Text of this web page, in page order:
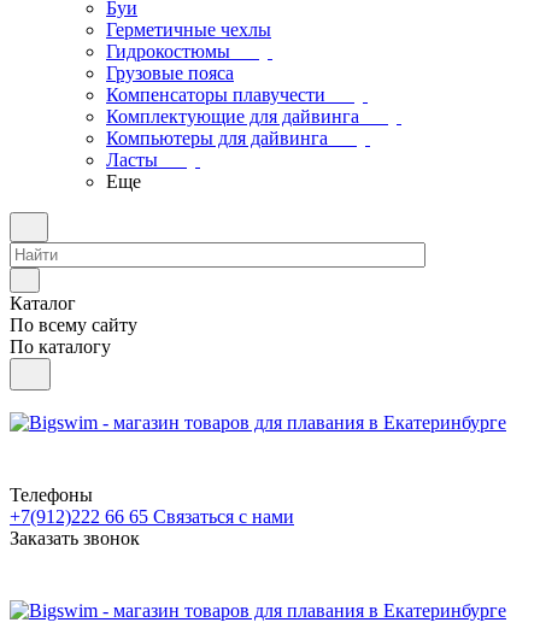
Буи
Герметичные чехлы
Гидрокостюмы
Грузовые пояса
Компенсаторы плавучести
Комплектующие для дайвинга
Компьютеры для дайвинга
Ласты
Еще
Каталог
По всему сайту
По каталогу
Телефоны
+7(912)222 66 65 Связаться с нами
Заказать звонок